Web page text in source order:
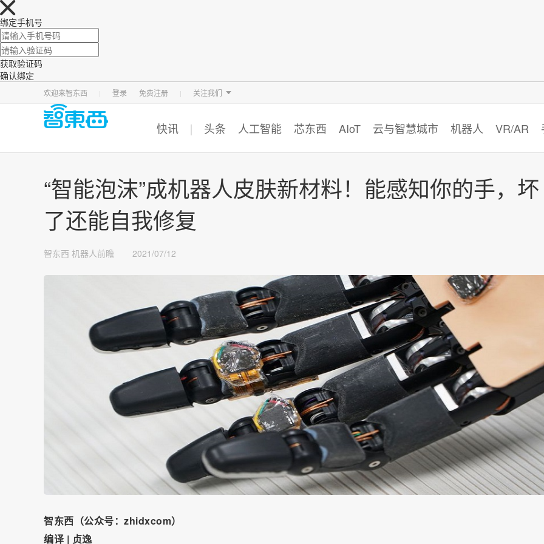
绑定手机号
获取验证码
确认绑定
欢迎来智东西 登录 免费注册 关注我们
智东西 车东西 芯东西 智猩猩
快讯 头条 人工智能 芯东西 AIoT 云与智慧城市 机器人 VR/AR
“智能泡沫”成机器人皮肤新材料！能感知你的手，坏
了还能自我修复
智东西 机器人前瞻 2021/07/12
智东西（公众号：zhidxcom）
编译 | 贞逸